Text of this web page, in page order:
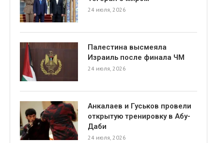
24 июля, 2026
Палестина высмеяла
Израиль после финала ЧМ
24 июля, 2026
Анкалаев и Гуськов провели
открытую тренировку в Абу-
Даби
24 июля, 2026